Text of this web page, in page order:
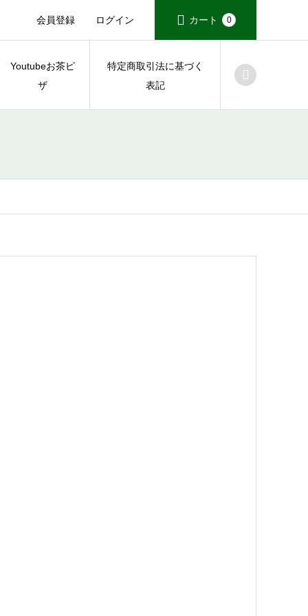
会員登録 ログイン カート 0
Youtubeお茶ピ
ザ
特定商取引法に基づく
表記